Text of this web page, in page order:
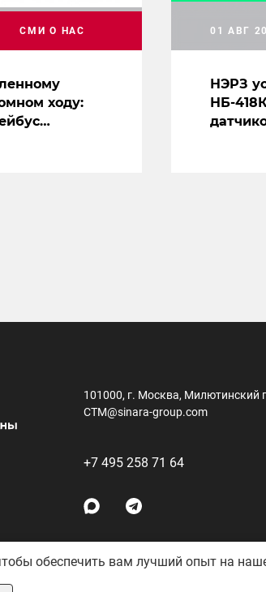
ходу:
СМИ О НАС
НЭРЗ
НБ-
01 АВГ
101000, г. Москва, Милютинский
CTM@sinara-group.com
+7 495 258 71 64
обеспечить вам лучший опыт на